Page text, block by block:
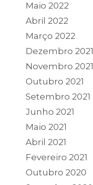
Maio 2022
Abril 2022
Março 2022
Dezembro 2021
Novembro 2021
Outubro 2021
Setembro 2021
Junho 2021
Maio 2021
Abril 2021
Fevereiro 2021
Outubro 2020